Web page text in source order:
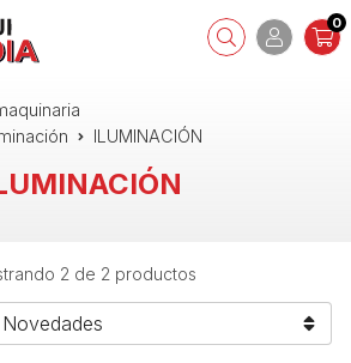
0
ILUMINACIÓN
2 de 2 productos